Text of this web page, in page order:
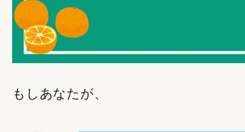
もしあなたが、